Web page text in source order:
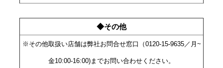
◆その他
※その他取扱い店舗は弊社お問合せ窓口（0120-15-9635／月~
金10:00-16:00)までお問い合わせください。